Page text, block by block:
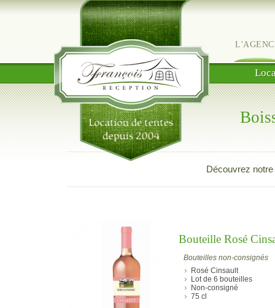
Découvrez
Bouteille Rosé
Bouteilles non-consignés
Rosé Cinsault
Lot de 6 bouteilles
Non-consigné
75 cl